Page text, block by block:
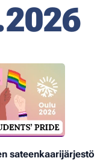
sateenkaarijärjestö